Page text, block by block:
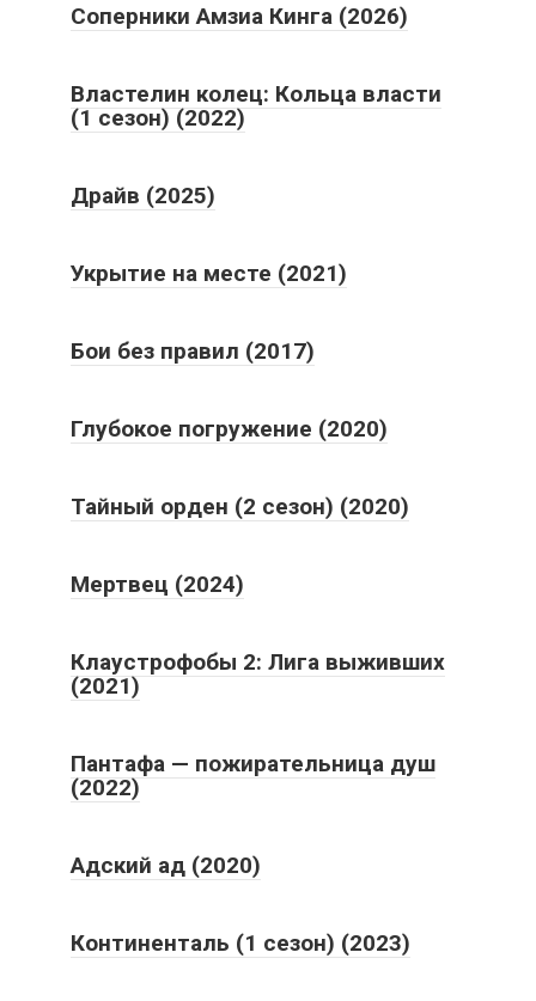
Соперники Амзиа Кинга (2026)
Властелин колец: Кольца власти
(1 сезон) (2022)
Драйв (2025)
Укрытие на месте (2021)
Бои без правил (2017)
Глубокое погружение (2020)
Тайный орден (2 сезон) (2020)
Мертвец (2024)
Клаустрофобы 2: Лига выживших
(2021)
Пантафа — пожирательница душ
(2022)
Адский ад (2020)
Континенталь (1 сезон) (2023)